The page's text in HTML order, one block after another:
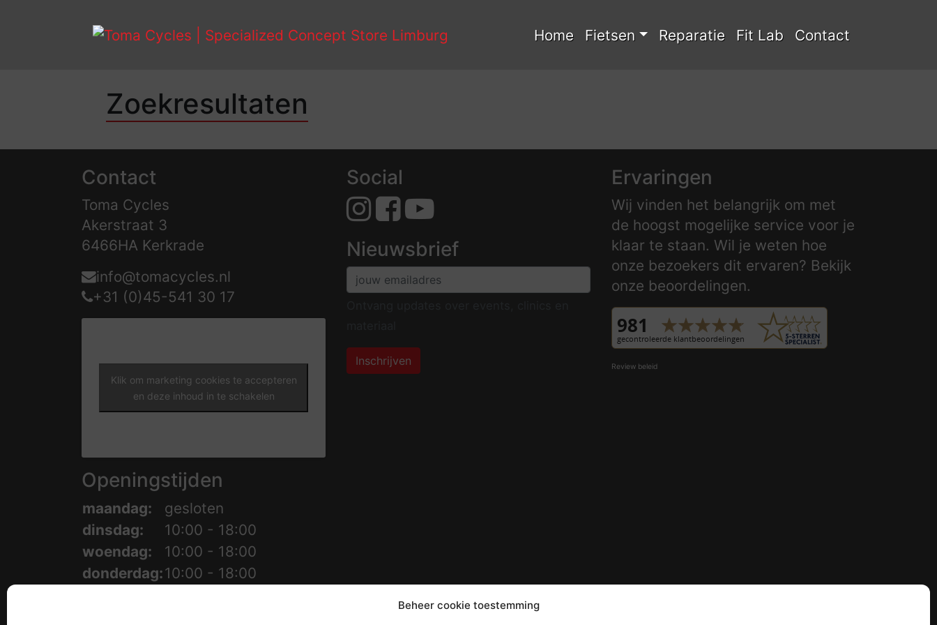
Beheer cookie toestemming
Home Fietsen Reparatie Fit Lab Contact
Zoekresultaten
Contact
Toma Cycles
Akerstraat 3
6466HA Kerkrade
info@tomacycles.nl
+31 (0)45-541 30 17
Klik om marketing cookies te accepteren
en deze inhoud in te schakelen
Openingstijden
maandag:
gesloten
dinsdag:
10:00 - 18:00
woendag:
10:00 - 18:00
donderdag:10:00 - 18:00
Social
Nieuwsbrief
Inschrijven
Ervaringen
Wij vinden het belangrijk om met
de hoogst mogelijke service voor je
klaar te staan. Wil je weten hoe
onze bezoekers dit ervaren? Bekijk
onze beoordelingen.
Review beleid